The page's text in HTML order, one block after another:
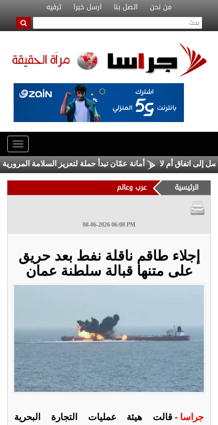
من نحن اتصل بنا ارسل خبرا ترفيه
اتفاق أم لا أمانة عمّان تبدأ حملة لتعزيز السلامة المرورية
الرئيسية عرب وعالم
08-06-2026 06:08 PM
إجلاء طاقم ناقلة نفط بعد حريق
على متنها قبالة سلطنة عمان
جراسا - قالت هيئة عمليات التجارة البحرية